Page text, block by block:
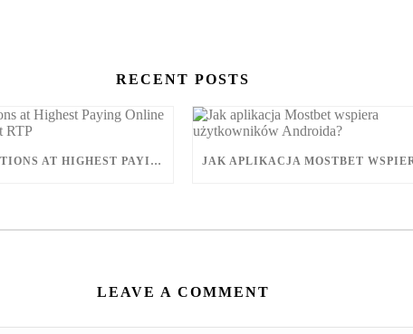
RECENT POSTS
EVENT PROMOTIONS AT HIGHEST PAYING ONLINE CASINOS WITH BEST RTP
LEAVE A COMMENT